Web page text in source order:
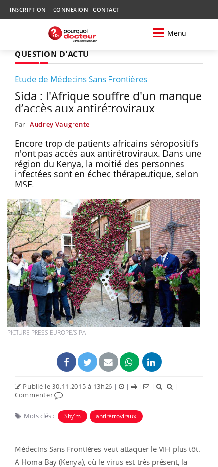
INSCRIPTION CONNEXION CONTACT
Menu
QUESTION D'ACTU
Etude de Médecins Sans Frontières
Sida : l'Afrique souffre d'un manque
d’accès aux antirétroviraux
Par Audrey Vaugrente
Encore trop de patients africains séropositifs
n'ont pas accès aux antirétroviraux. Dans une
région du Kenya, la moitié des personnes
infectées sont en échec thérapeutique, selon
MSF.
PICTURE PRESS EUROPE/SIPA
Publié le 30.11.2015 à 13h26 | | | |
|
Commenter
Mots clés : Shy'm antirétroviraux
Médecins Sans Frontières veut attaquer le VIH plus tôt.
A Homa Bay (Kenya), où le virus est très présent, la